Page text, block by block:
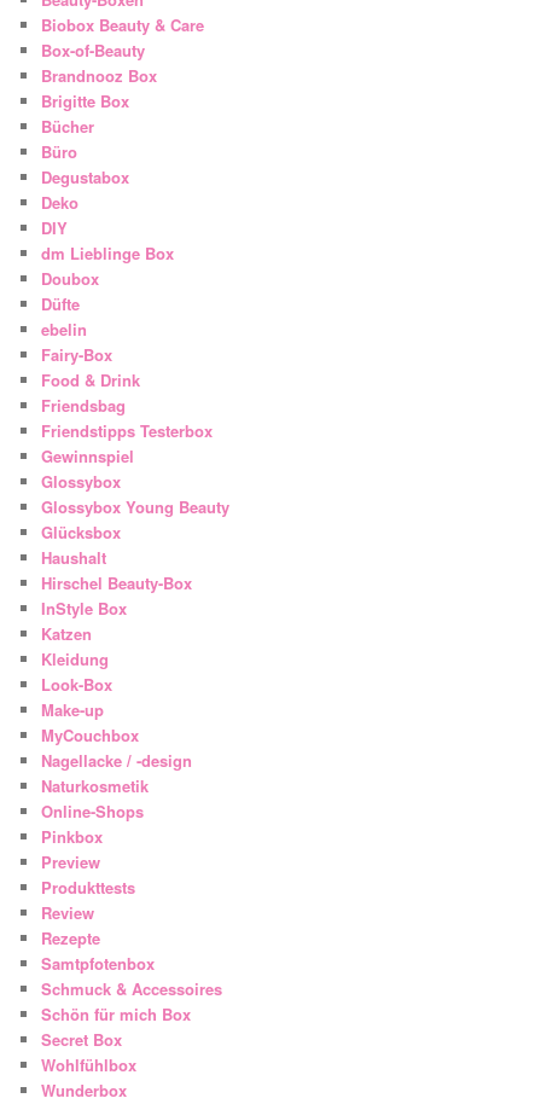
Biobox Beauty & Care
Box-of-Beauty
Brandnooz Box
Brigitte Box
Bücher
Büro
Degustabox
Deko
DIY
dm Lieblinge Box
Doubox
Düfte
ebelin
Fairy-Box
Food & Drink
Friendsbag
Friendstipps Testerbox
Gewinnspiel
Glossybox
Glossybox Young Beauty
Glücksbox
Haushalt
Hirschel Beauty-Box
InStyle Box
Katzen
Kleidung
Look-Box
Make-up
MyCouchbox
Nagellacke / -design
Naturkosmetik
Online-Shops
Pinkbox
Preview
Produkttests
Review
Rezepte
Samtpfotenbox
Schmuck & Accessoires
Schön für mich Box
Secret Box
Wohlfühlbox
Wunderbox